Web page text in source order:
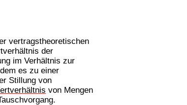
vertragstheoretischen
der
im Verhältnis zur
es zu einer
Stillung von
von Mengen